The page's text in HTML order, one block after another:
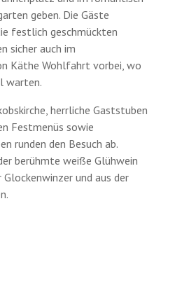
geben. Die Gäste
festlich geschmückten
sicher auch im
Käthe Wohlfahrt vorbei, wo
warten.
herrliche Gaststuben
Festmenüs sowie
runden den Besuch ab.
berühmte weiße Glühwein
und aus der